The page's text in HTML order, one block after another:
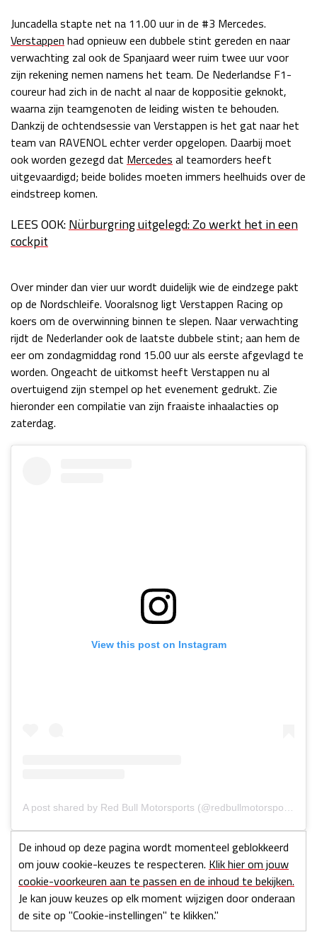
Kwalificatie
za 05:00 - 06:00
Race
zo 05:00 - 07:00
GP QATAR 2026 27 - 29 nov
Race
zo 17:00 - 19:00
Kwalificatie
za 15:00 - 16:00
zo 14:00 - 16:00
Juncadella stapte net na 11.00 uur in de #3 Mercedes.
Verstappen had opnieuw een dubbele stint gereden en naar
verwachting zal ook de Spanjaard weer ruim twee uur voor
zijn rekening nemen namens het team. De Nederlandse F1-
coureur had zich in de nacht al naar de koppositie geknokt,
waarna zijn teamgenoten de leiding wisten te behouden.
Dankzij de ochtendsessie van Verstappen is het gat naar het
team van RAVENOL echter verder opgelopen. Daarbij moet
ook worden gezegd dat Mercedes al teamorders heeft
uitgevaardigd; beide bolides moeten immers heelhuids over de
eindstreep komen.
LEES OOK:Nürburgring uitgelegd: Zo werkt het in een
cockpit
Over minder dan vier uur wordt duidelijk wie de eindzege pakt
op de Nordschleife. Vooralsnog ligt Verstappen Racing op
koers om de overwinning binnen te slepen. Naar verwachting
rijdt de Nederlander ook de laatste dubbele stint; aan hem de
eer om zondagmiddag rond 15.00 uur als eerste afgevlagd te
worden. Ongeacht de uitkomst heeft Verstappen nu al
overtuigend zijn stempel op het evenement gedrukt. Zie
hieronder een compilatie van zijn fraaiste inhaalacties op
zaterdag.
View this post on Instagram
De inhoud op deze pagina wordt momenteel geblokkeerd
om jouw cookie-keuzes te respecteren. Klik hier om jouw
cookie-voorkeuren aan te passen en de inhoud te bekijken.
Je kan jouw keuzes op elk moment wijzigen door onderaan
de site op "Cookie-instellingen" te klikken."